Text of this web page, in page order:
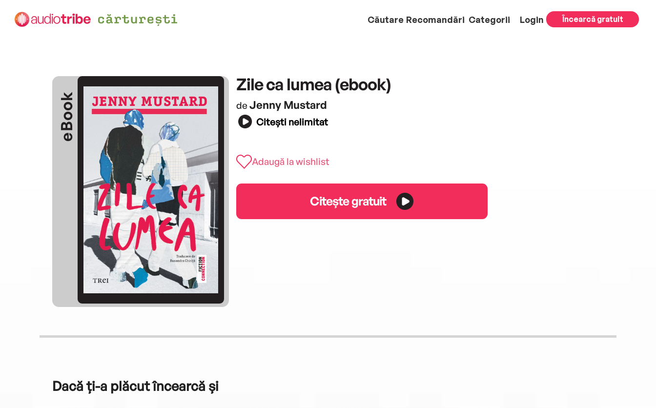
Căutare Recomandări Categorii Login Încearcă gratuit
eBook
Zile ca lumea (ebook)
de Jenny Mustard
Citești nelimitat
Adaugă la wishlist
Citește gratuit
Dacă ți-a plăcut încearcă și